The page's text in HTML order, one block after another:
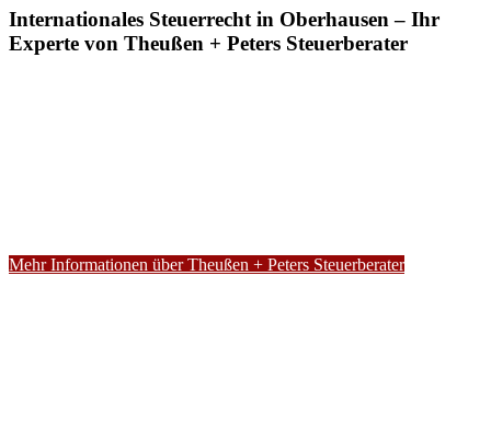
Internationales Steuerrecht in Oberhausen – Ihr
Experte von Theußen + Peters Steuerberater
Mehr Informationen über Theußen + Peters Steuerberater